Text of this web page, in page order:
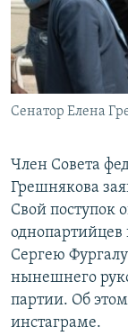
СОЦИАЛЬНЫЕ СЕТИ
Все сайты
Сенатор Елена
Член Совета
Грешнякова
Свой поступок
однопартийцев
Сергею
нынешнего
партии. Об
инстаграме.